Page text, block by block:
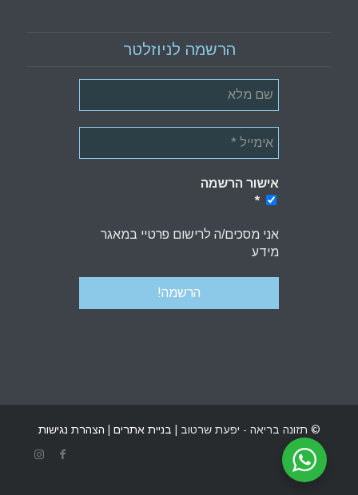
הרשמה לניוזלטר
אישור הרשמה
*
אני מסכים/ה לרישום פרטיי במאגר
מידע
© תזונה בריאה - יפעת שרטוב | בניית אתרים הצהרת נגישות